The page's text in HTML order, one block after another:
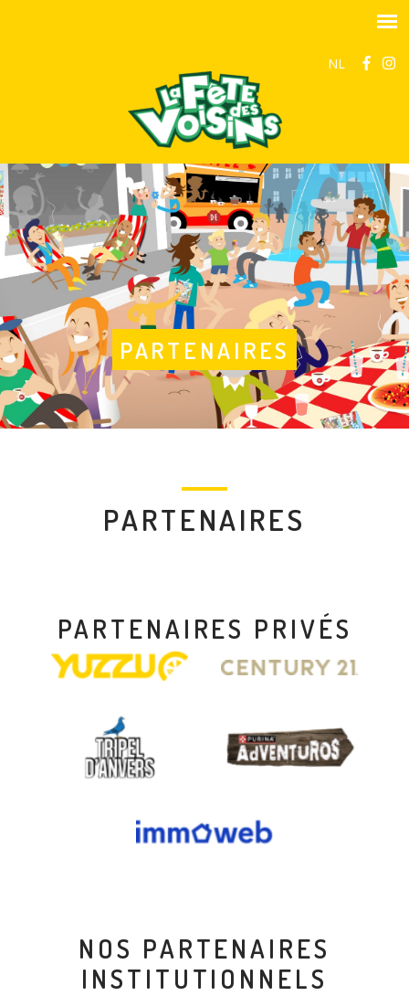
NL
PARTENAIRES
PARTENAIRES
PARTENAIRES PRIVÉS
NOS PARTENAIRES
INSTITUTIONNELS